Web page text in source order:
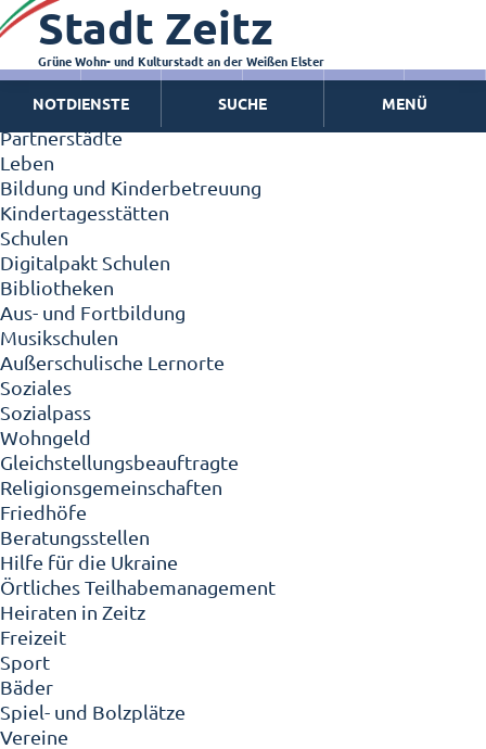
Zeitz - Die Kleinstadt
Willkommen in Zeitz!
Interview mit Oberbürgermeister Christian Thieme
Zeitz - Stadt der Zukunft
Ortschaften
Partnerstädte
Leben
Bildung und Kinderbetreuung
Kindertagesstätten
Schulen
Digitalpakt Schulen
Bibliotheken
Aus- und Fortbildung
Musikschulen
Außerschulische Lernorte
Soziales
Sozialpass
Wohngeld
Gleichstellungsbeauftragte
Religionsgemeinschaften
Friedhöfe
Beratungsstellen
Hilfe für die Ukraine
Örtliches Teilhabemanagement
Heiraten in Zeitz
Freizeit
Sport
Bäder
Spiel- und Bolzplätze
Vereine
Stadt Zeitz
Grüne Wohn- und Kulturstadt an der Weißen Elster
NOTDIENSTE SUCHE MENÜ